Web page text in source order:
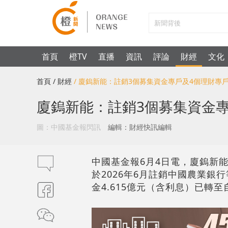
首頁 橙TV 直播 資訊 評論 財經 文化
首頁 / 財經 / 廈鎢新能：註銷3個募集資金專戶及4個理財專
廈鎢新能：註銷3個募集資金
圖：中國基金報閃訊 編輯：財經快訊編輯
中國基金報6月4日電，廈鎢新
於2026年6月註銷中國農業銀
金4.615億元（含利息）已轉至